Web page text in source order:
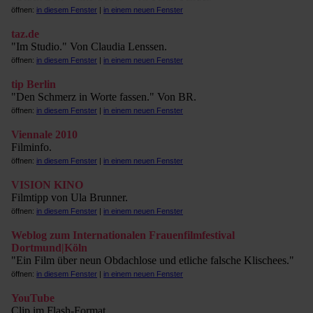
öffnen: in diesem Fenster | in einem neuen Fenster
taz.de
"Im Studio." Von Claudia Lenssen.
öffnen: in diesem Fenster | in einem neuen Fenster
tip Berlin
"Den Schmerz in Worte fassen." Von BR.
öffnen: in diesem Fenster | in einem neuen Fenster
Viennale 2010
Filminfo.
öffnen: in diesem Fenster | in einem neuen Fenster
VISION KINO
Filmtipp von Ula Brunner.
öffnen: in diesem Fenster | in einem neuen Fenster
Weblog zum Internationalen Frauenfilmfestival
Dortmund|Köln
"Ein Film über neun Obdachlose und etliche falsche Klischees."
öffnen: in diesem Fenster | in einem neuen Fenster
YouTube
Clip im Flash-Format.